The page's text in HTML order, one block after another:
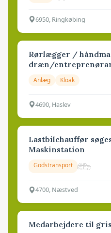
6950, Ringkøbing
Rørlægger /
dræn/
Anlæg Kloak
4690, Haslev
Lastbilchauffør
Maskinstation
Godstransport
4700, Næstved
Medarbejdere til